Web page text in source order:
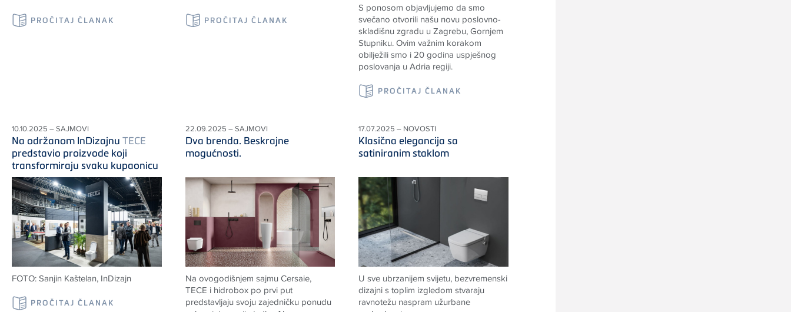
PROČITAJ ČLANAK PROČITAJ ČLANAK
S ponosom objavljujemo da smo
svečano otvorili našu novu poslovno-
skladišnu zgradu u Zagrebu, Gornjem
Stupniku. Ovim važnim korakom
obilježili smo i 20 godina uspješnog
poslovanja u Adria regiji.
PROČITAJ ČLANAK
10.10.2025 – SAJMOVI
Na održanom InDizajnu TECE
predstavio proizvode koji
transformiraju svaku kupaonicu
FOTO: Sanjin Kaštelan, InDizajn
PROČITAJ ČLANAK
22.09.2025 – SAJMOVI
Dva brenda. Beskrajne
mogućnosti.
Na ovogodišnjem sajmu Cersaie,
TECE i hidrobox po prvi put
predstavljaju svoju zajedničku ponudu
17.07.2025 – NOVOSTI
Klasična elegancija sa
satiniranim staklom
U sve ubrzanijem svijetu, bezvremenski
dizajni s toplim izgledom stvaraju
ravnotežu naspram užurbane